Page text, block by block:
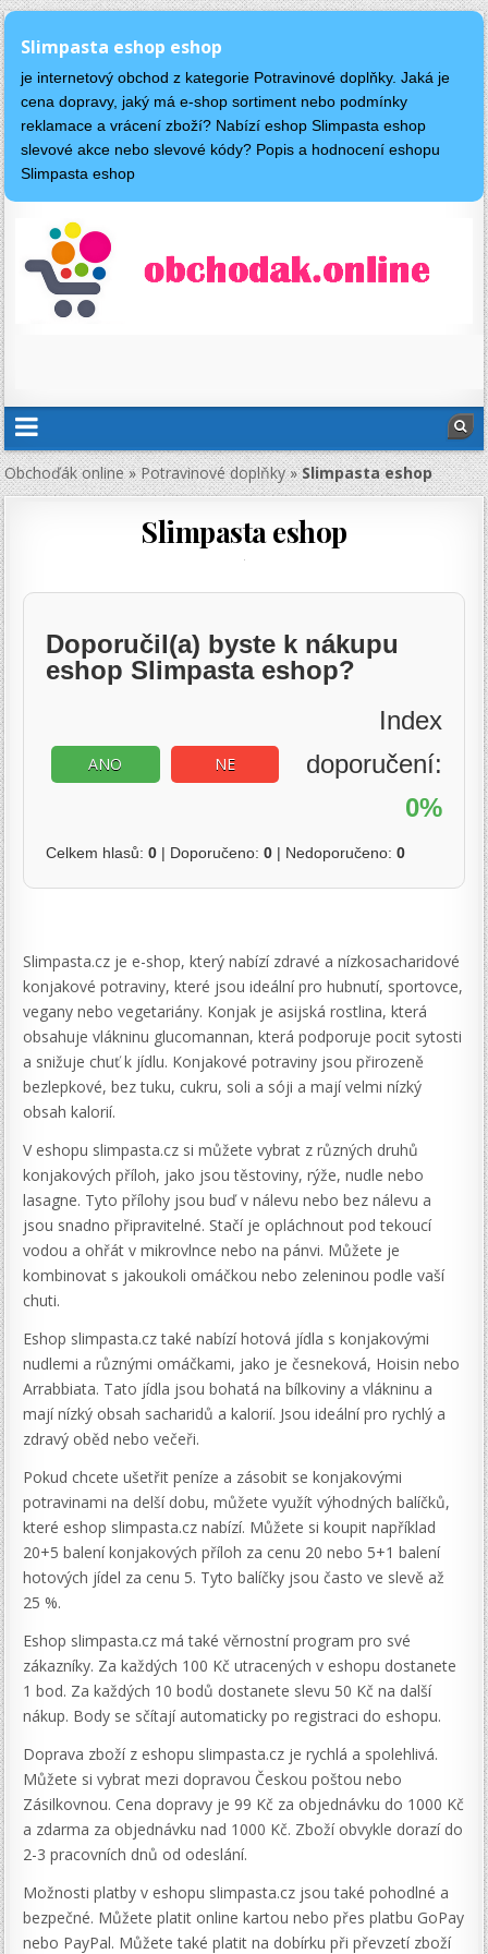
Slimpasta eshop eshop
je internetový obchod z kategorie Potravinové doplňky. Jaká je
cena dopravy, jaký má e-shop sortiment nebo podmínky
reklamace a vrácení zboží? Nabízí eshop Slimpasta eshop
slevové akce nebo slevové kódy? Popis a hodnocení eshopu
Slimpasta eshop
Obchoďák online»Potravinové doplňky»Slimpasta eshop
Slimpasta eshop
Doporučil(a) byste k nákupu
eshop Slimpasta eshop?
ANO NE
Index
doporučení:
0%
Celkem hlasů:0 | Doporučeno:0 | Nedoporučeno:0
Slimpasta.cz je e-shop, který nabízí zdravé a nízkosacharidové
konjakové potraviny, které jsou ideální pro hubnutí, sportovce,
vegany nebo vegetariány. Konjak je asijská rostlina, která
obsahuje vlákninu glucomannan, která podporuje pocit sytosti
a snižuje chuť k jídlu. Konjakové potraviny jsou přirozeně
bezlepkové, bez tuku, cukru, soli a sóji a mají velmi nízký
obsah kalorií.
V eshopu slimpasta.cz si můžete vybrat z různých druhů
konjakových příloh, jako jsou těstoviny, rýže, nudle nebo
lasagne. Tyto přílohy jsou buď v nálevu nebo bez nálevu a
jsou snadno připravitelné. Stačí je opláchnout pod tekoucí
vodou a ohřát v mikrovlnce nebo na pánvi. Můžete je
kombinovat s jakoukoli omáčkou nebo zeleninou podle vaší
chuti.
Eshop slimpasta.cz také nabízí hotová jídla s konjakovými
nudlemi a různými omáčkami, jako je česneková, Hoisin nebo
Arrabbiata. Tato jídla jsou bohatá na bílkoviny a vlákninu a
mají nízký obsah sacharidů a kalorií. Jsou ideální pro rychlý a
zdravý oběd nebo večeři.
Pokud chcete ušetřit peníze a zásobit se konjakovými
potravinami na delší dobu, můžete využít výhodných balíčků,
které eshop slimpasta.cz nabízí. Můžete si koupit například
20+5 balení konjakových příloh za cenu 20 nebo 5+1 balení
hotových jídel za cenu 5. Tyto balíčky jsou často ve slevě až
25 %.
Eshop slimpasta.cz má také věrnostní program pro své
zákazníky. Za každých 100 Kč utracených v eshopu dostanete
1 bod. Za každých 10 bodů dostanete slevu 50 Kč na další
nákup. Body se sčítají automaticky po registraci do eshopu.
Doprava zboží z eshopu slimpasta.cz je rychlá a spolehlivá.
Můžete si vybrat mezi dopravou Českou poštou nebo
Zásilkovnou. Cena dopravy je 99 Kč za objednávku do 1000 Kč
a zdarma za objednávku nad 1000 Kč. Zboží obvykle dorazí do
2-3 pracovních dnů od odeslání.
Možnosti platby v eshopu slimpasta.cz jsou také pohodlné a
bezpečné. Můžete platit online kartou nebo přes platbu GoPay
nebo PayPal. Můžete také platit na dobírku při převzetí zboží